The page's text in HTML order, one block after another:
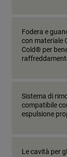
Fodera e
con materiale
Cold® per
Sistema di
compatibile
espulsione
Le cavità per